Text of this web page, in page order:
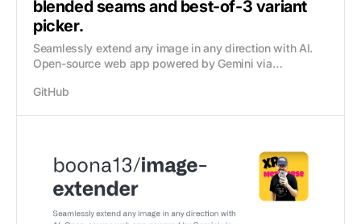
blended seams and best-of-3 variant
picker.
Seamlessly extend any image in any direction with AI.
Open-source web app powered by Gemini via
variant picker. - boona13/image-extender
GitHub